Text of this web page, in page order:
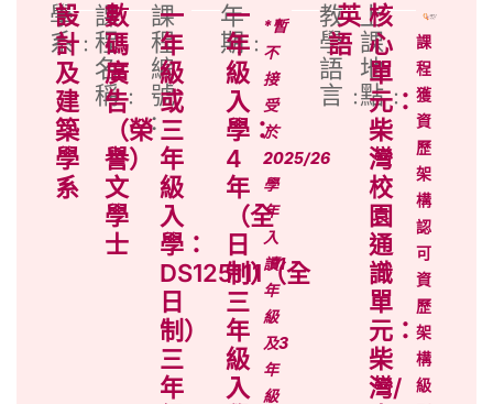
學
系﹕
設
計
及
建
築
學
系
課
程
名
稱﹕
數
碼
廣
告
（榮
譽）
文
學
士
課
程
編
號
:
一
年
級
或
三
年
級
入
學：
DS125111（全
日
制）
三
年
年
期﹕
一
年
級
入
學：
4
年
（全
日
制）
三
年
級
入
*暫
不
接
受
於
2025/26
學
年
入
讀1
年
級
及3
年
級
教
學
語
言﹕
英
語
上
課
地
點﹕
核
心
單
元：
柴
灣
校
園
通
識
單
元：
柴
灣/
課
程
獲
資
歷
架
構
認
可
資
歷
架
構
級